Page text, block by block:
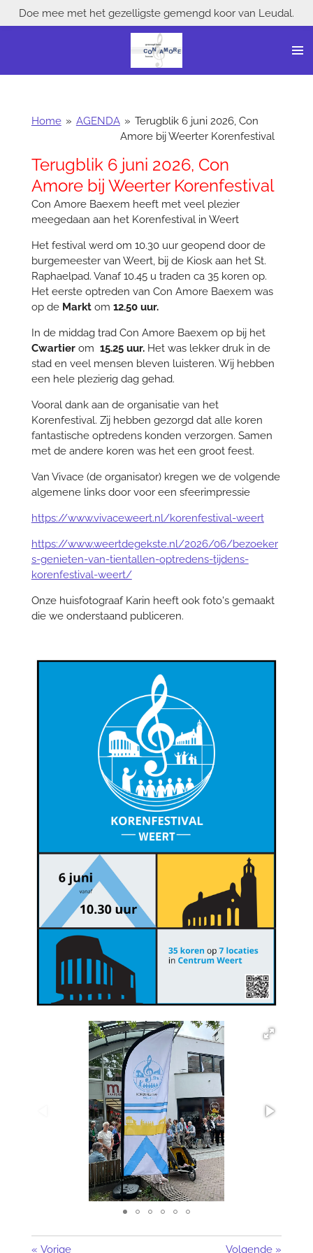
direct
hoofdinhoud
Doe mee met het gezelligste gemengd koor van Leudal.
Home » AGENDA » Terugblik 6 juni 2026, Con
Amore bij Weerter Korenfestival
Terugblik 6 juni 2026, Con
Amore bij Weerter Korenfestival
Con Amore Baexem heeft met veel plezier
meegedaan aan het Korenfestival in Weert
Het festival werd om 10.30 uur geopend door de
burgemeester van Weert, bij de Kiosk aan het St.
Raphaelpad. Vanaf 10.45 u traden ca 35 koren op.
Het eerste optreden van Con Amore Baexem was
op deMarktom 12.50 uur.
In de middag trad Con Amore Baexem op bij het
Cwartierom 15.25 uur. Het was lekker druk in de
stad en veel mensen bleven luisteren. Wij hebben
een hele plezierig dag gehad.
Vooral dank aan de organisatie van het
Korenfestival. Zij hebben gezorgd dat alle koren
fantastische optredens konden verzorgen. Samen
met de andere koren was het een groot feest.
Van Vivace (de organisator) kregen we de volgende
algemene links door voor een sfeerimpressie
https://www.vivaceweert.nl/korenfestival-weert
https://www.weertdegekste.nl/2026/06/bezoeker
s-genieten-van-tientallen-optredens-tijdens-
korenfestival-weert/
Onze huisfotograaf Karin heeft ook foto's gemaakt
die we onderstaand publiceren.
« Vorige Volgende »